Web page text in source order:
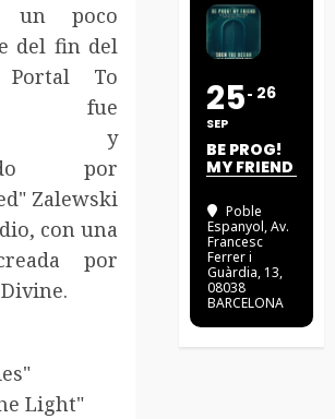
un poco
del fin del
Portal To
fue
y
por
Zalewski
con una
por
Light"
25
SEP
26
BE PROG!
MY FRIEND
Poble
Espanyol, Av.
Francesc
Ferrer i
Guàrdia, 13,
08038
BARCELONA